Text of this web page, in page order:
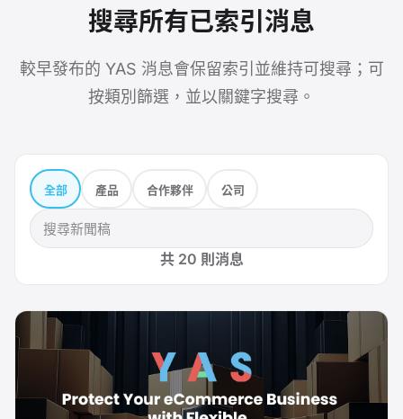
搜尋所有已索引消息
較早發布的 YAS 消息會保留索引並維持可搜尋；可
按類別篩選，並以關鍵字搜尋。
全部 產品 合作夥伴 公司
搜尋新聞稿
共 20 則消息